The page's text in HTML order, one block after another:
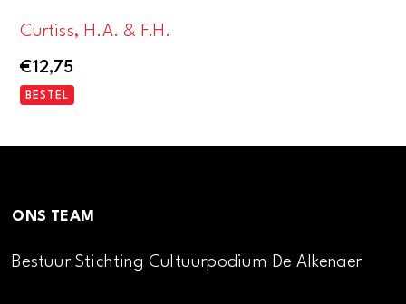
Curtiss, H.A. & F.H.
€12,75
BESTEL
ONS TEAM
Bestuur Stichting Cultuurpodium De Alkenaer